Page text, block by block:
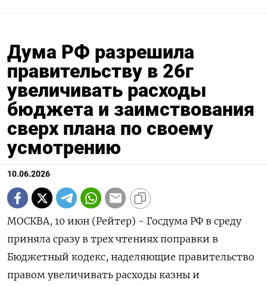
Дума РФ разрешила
правительству в 26г
увеличивать расходы
бюджета и заимствования
сверх плана по своему
усмотрению
10.06.2026
МОСКВА, 10 июн (Рейтер) - Госдума РФ в среду
приняла сразу в трех чтениях поправки в
Бюджетный кодекс, наделяющие правительство
правом увеличивать расходы казны и